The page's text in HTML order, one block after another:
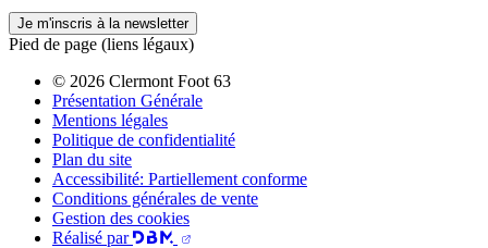
Je m'inscris à la newsletter
Pied de page (liens légaux)
© 2026 Clermont Foot 63
Présentation Générale
Mentions légales
Politique de confidentialité
Plan du site
Accessibilité: Partiellement conforme
Conditions générales de vente
Gestion des cookies
Réalisé par